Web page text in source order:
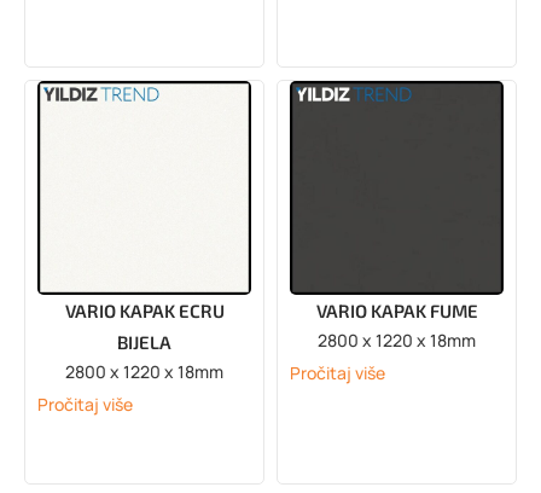
VARIO KAPAK ECRU
BIJELA
2800 x 1220 x 18mm
Pročitaj više
VARIO KAPAK FUME
2800 x 1220 x 18mm
Pročitaj više